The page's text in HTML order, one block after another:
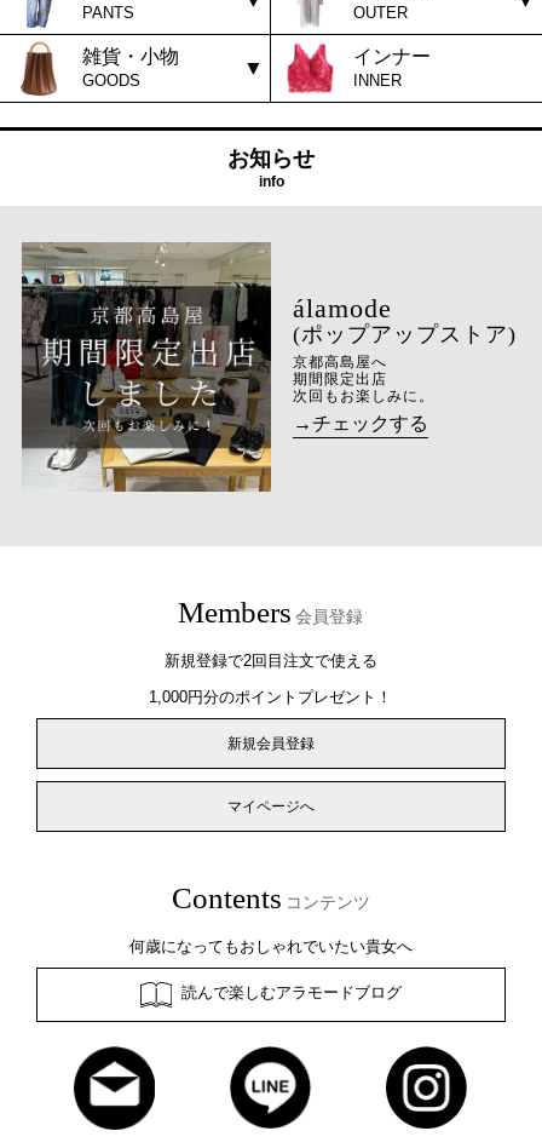
PANTS OUTER
雑貨・小物
GOODS
インナー
INNER
お知らせ
info
(ポップアップストア)
京都高島屋へ
期間限定出店
次回もお楽しみに。
→チェックする
Members 会員登録
新規登録で2回目注文で使える
1,000円分のポイントプレゼント！
新規会員登録
マイページへ
Contents コンテンツ
何歳になってもおしゃれでいたい貴女へ
読んで楽しむアラモードブログ